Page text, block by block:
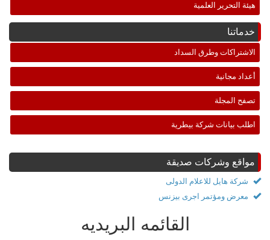
هيئة التحرير العلمية
خدماتنا
الاشتراكات وطرق السداد
أعداد مجانية
تصفح المجلة
اطلب بيانات شركة بيطرية
مواقع وشركات صديقة
شركة هايل للاعلام الدولى
معرض ومؤتمر اجرى بيزنس
القائمه البريديه